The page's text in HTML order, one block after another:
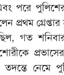
পরে
প্রথম গ্রেপ্তার
গত
প্রভাসের
নেমে